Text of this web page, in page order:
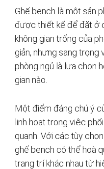
Ghế bench là một sản
được thiết kế để đặt ở
không gian trống của
giản, nhưng sang trọng
phòng ngủ là lựa chọn
gian nào.
Một điểm đáng chú ý
linh hoạt trong việc
quanh. Với các tùy
ghế bench có thể hoà
trang trí khác nhau từ